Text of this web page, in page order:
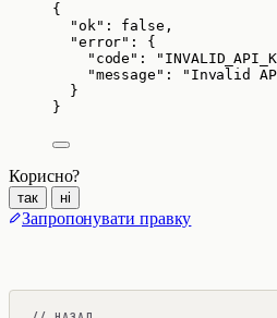
{
"ok" : false ,
"error" : {
"code" : "
"message" : " Invalid
}
}
Корисно?
так ні
Запропонувати правку